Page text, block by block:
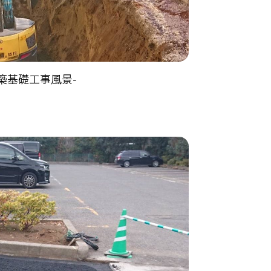
基礎工事風景-